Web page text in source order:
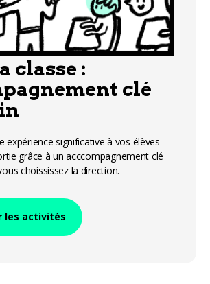
classe :
clé
expérience significative à vos élèves
grâce à un acccompagnement clé
choississez la direction.
les activités